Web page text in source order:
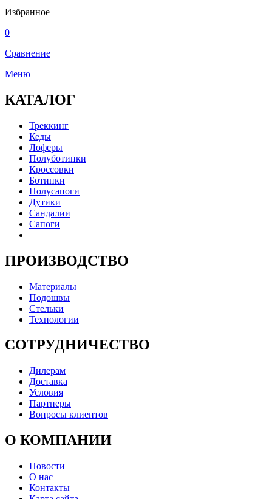
Избранное
0
Сравнение
Меню
КАТАЛОГ
Треккинг
Кеды
Лоферы
Полуботинки
Кроссовки
Ботинки
Полусапоги
Дутики
Сандалии
Сапоги
ПРОИЗВОДСТВО
Материалы
Подошвы
Стельки
Технологии
СОТРУДНИЧЕСТВО
Дилерам
Доставка
Условия
Партнеры
Вопросы клиентов
О КОМПАНИИ
Новости
О нас
Контакты